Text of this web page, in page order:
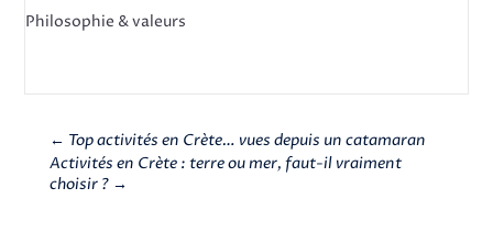
Philosophie & valeurs
← Top activités en Crète… vues depuis un catamaran
Activités en Crète : terre ou mer, faut-il vraiment
choisir ?→